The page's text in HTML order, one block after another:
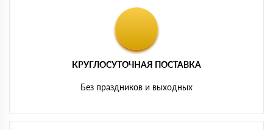
КРУГЛОСУТОЧНАЯ ПОСТАВКА
Без праздников и выходных